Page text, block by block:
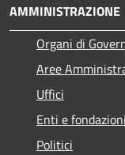
AMMINISTRAZIONE
Organi di
Aree
Uffici
Enti e fondazioni
Politici